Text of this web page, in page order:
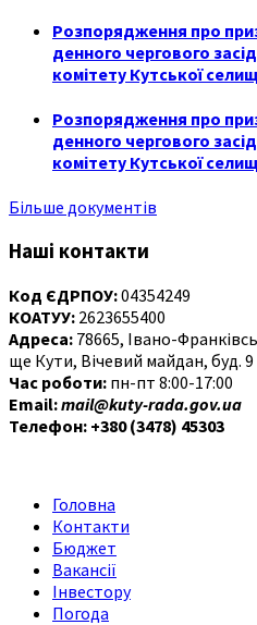
Розпорядження про
денного чергового
комітету Кутської
Розпорядження про
денного чергового
комітету Кутської
Більше документів
Наші контакти
Код ЄДРПОУ:04354249
КОАТУУ: 2623655400
Адреса: 78665, Івано-
ще Кути, Вічевий майдан, буд. 9
Час роботи: пн-пт 8:00-17:00
Email:mail@kuty-rada.gov.ua
Телефон: +380 (3478) 45303
Головна
Контакти
Бюджет
Вакансії
Інвестору
Погода